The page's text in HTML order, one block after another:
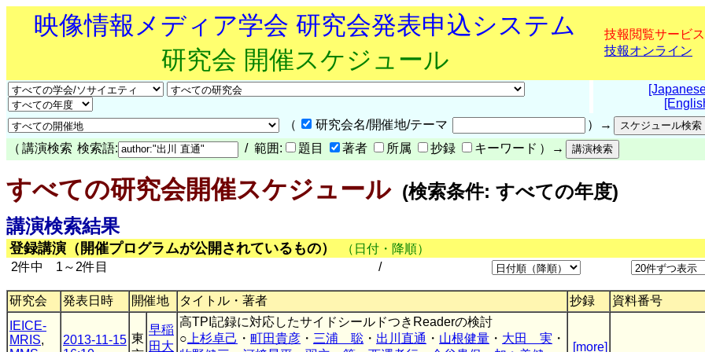
映像情報メディア学会 研究会発表申込システム
研究会 開催スケジュール
技報閲覧サービス
技報オンライン
（
研究会名/開催地/テーマ
）→
（ 講演検索 検索語: / 範囲: 題目 著者 所属 抄録 キーワード ）→
すべての研究会開催スケジュール(検索条件: すべての年度)
講演検索結果
登録講演（開催プログラムが公開されているもの）
（日付・降順）
2件中 1～2件目
/
研究会 発表日時 開催地 タイトル・著者 抄録
資料番号
IEICE-
MRIS,
2013-11-15 東
早稲
田大
高TPI記録に対応したサイドシールドつきReaderの検討
○ 上杉卓己 ・ 町田貴彦 ・ 三浦 聡 ・ 出川直通 ・ 山根健量 ・ 大田 実 ・
[more]